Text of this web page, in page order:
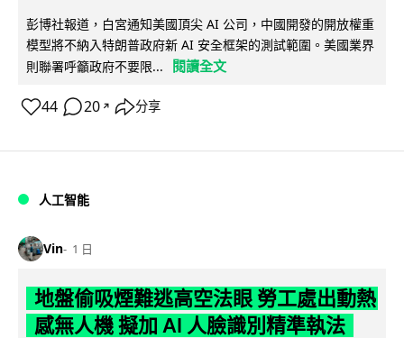
彭博社報道，白宮通知美國頂尖 AI 公司，中國開發的開放權重
模型將不納入特朗普政府新 AI 安全框架的測試範圍。美國業界
則聯署呼籲政府不要限...
閱讀全文
44 20 ↗ 分享
人工智能
Vin 1 日
地盤偷吸煙難逃高空法眼 勞工處出動熱
感無人機 擬加 AI 人臉識別精準執法